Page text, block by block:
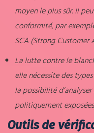
moyen le plus sûr. Il
conformité, par
SCA (Strong
La lutte contre le
elle nécessite des
la possibilité
politiquement
Outils de